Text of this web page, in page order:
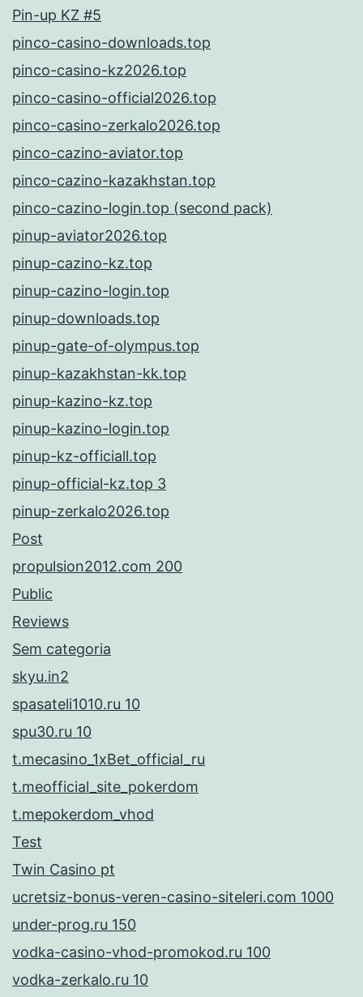
Pin-up KZ #5
pinco-casino-downloads.top
pinco-casino-kz2026.top
pinco-casino-official2026.top
pinco-casino-zerkalo2026.top
pinco-cazino-aviator.top
pinco-cazino-kazakhstan.top
pinco-cazino-login.top (second pack)
pinup-aviator2026.top
pinup-cazino-kz.top
pinup-cazino-login.top
pinup-downloads.top
pinup-gate-of-olympus.top
pinup-kazakhstan-kk.top
pinup-kazino-kz.top
pinup-kazino-login.top
pinup-kz-officiall.top
pinup-official-kz.top 3
pinup-zerkalo2026.top
Post
propulsion2012.com 200
Public
Reviews
Sem categoria
skyu.in2
spasateli1010.ru 10
spu30.ru 10
t.mecasino_1xBet_official_ru
t.meofficial_site_pokerdom
t.mepokerdom_vhod
Test
Twin Casino pt
ucretsiz-bonus-veren-casino-siteleri.com 1000
under-prog.ru 150
vodka-casino-vhod-promokod.ru 100
vodka-zerkalo.ru 10